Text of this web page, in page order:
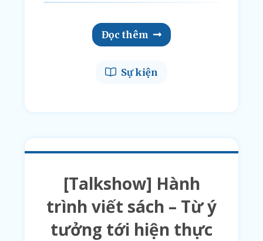
Đọc thêm
Sự kiện
[Talkshow] Hành
trình viết sách – Từ ý
tưởng tới hiện thực